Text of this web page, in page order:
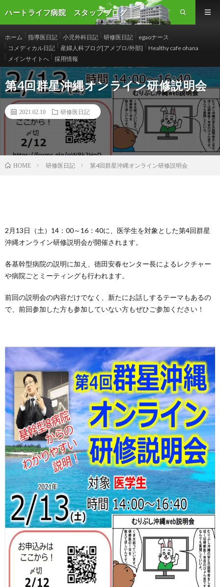
ハートライフ病院 スタッフブログ
ホーム 指導医日記 小児外科日記 研修医日記
egaoナース
コメディカル日記
産婦人科ブログ[アメブロ/外部]
Healthy cafe ohana
メインサイトへ
採用情報
第4回群星沖縄オンライン研修説明会
2021.02.10 研修医日記
HOME 研修医日記 第4回群星沖縄オンライン研修説明会
2月13日（土）14：00～16：40に、医学生を対象とした第4回群星
沖縄オンライン研修説明会が開催されます。
各基幹型病院の説明に加え、徳田安春センター長によるレクチャー
や病院ごとミーティングも行われます。
前回の説明会の内容だけでなく、新たにお話しするテーマもあるの
で、前回参加した方も参加していない方もぜひご参加ください！